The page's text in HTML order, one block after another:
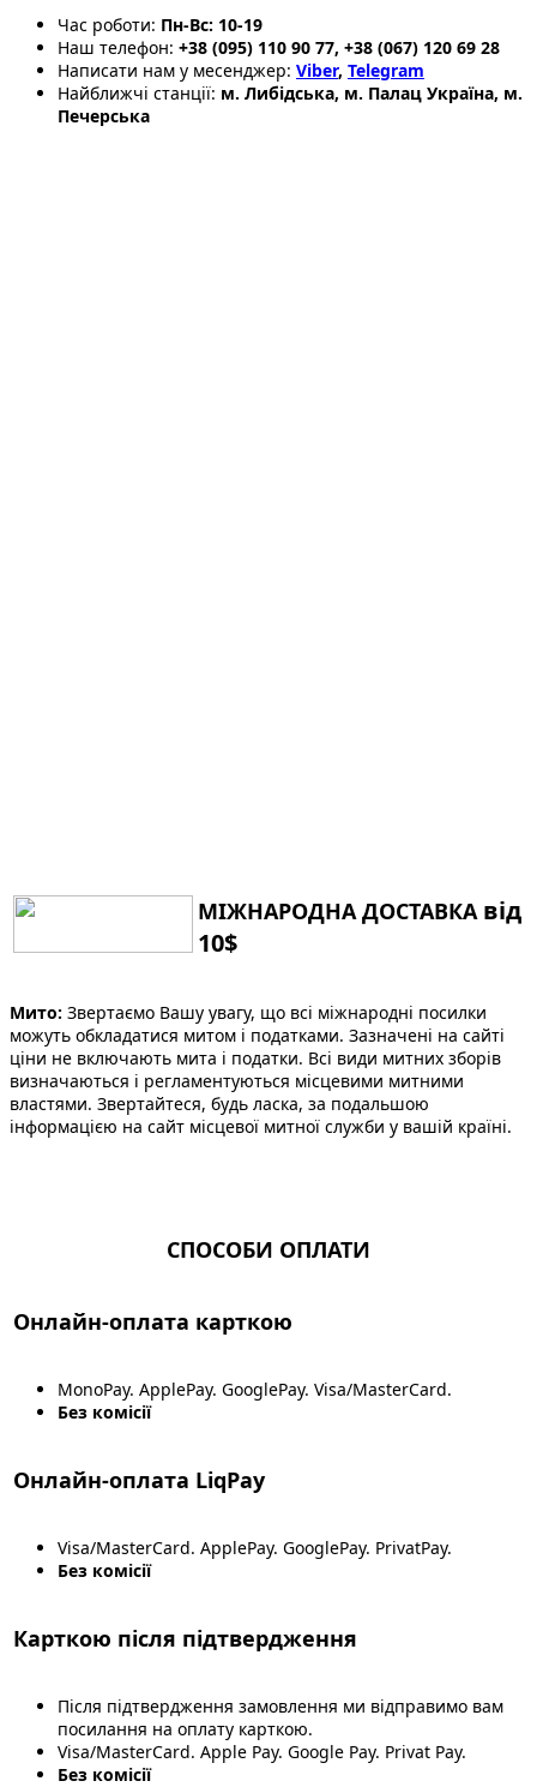
Час роботи: Пн-Вс: 10-19
Наш телефон: +38 (095) 110 90 77, +38 (067) 120 69 28
Написати нам у месенджер: Viber, Telegram
Найближчі станції: м. Либідська, м. Палац Україна, м.
Печерська
МІЖНАРОДНА ДОСТАВКА від
10$
Мито: Звертаємо Вашу увагу, що всі міжнародні посилки
можуть обкладатися митом і податками. Зазначені на сайті
ціни не включають мита і податки. Всі види митних зборів
визначаються і регламентуються місцевими митними
властями. Звертайтеся, будь ласка, за подальшою
інформацією на сайт місцевої митної служби у вашій країні.
СПОСОБИ ОПЛАТИ
Онлайн-оплата карткою
MonoPay. ApplePay. GooglePay. Visa/MasterCard.
Без комісії
Онлайн-оплата LiqPay
Visa/MasterCard. ApplePay. GooglePay. PrivatPay.
Без комісії
Карткою після підтвердження
Після підтвердження замовлення ми відправимо вам
посилання на оплату карткою.
Visa/MasterCard. Apple Pay. Google Pay. Privat Pay.
Без комісії